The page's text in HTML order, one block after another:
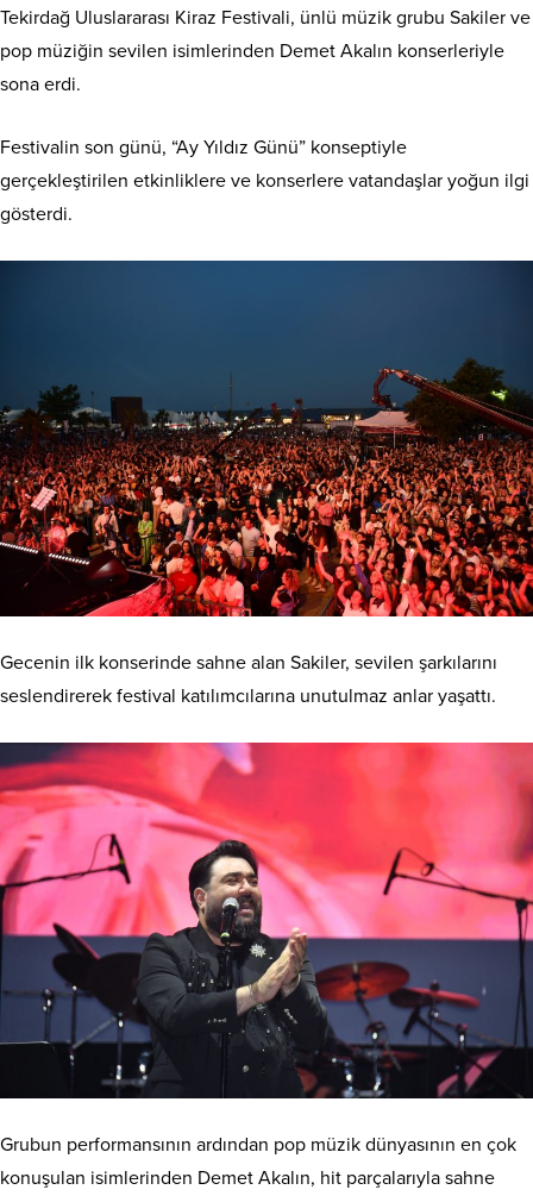
Tekirdağ Uluslararası Kiraz Festivali, ünlü müzik grubu Sakiler ve
pop müziğin sevilen isimlerinden Demet Akalın konserleriyle
sona erdi.
Festivalin son günü, “Ay Yıldız Günü” konseptiyle
gerçekleştirilen etkinliklere ve konserlere vatandaşlar yoğun ilgi
gösterdi.
Gecenin ilk konserinde sahne alan Sakiler, sevilen şarkılarını
seslendirerek festival katılımcılarına unutulmaz anlar yaşattı.
Grubun performansının ardından pop müzik dünyasının en çok
konuşulan isimlerinden Demet Akalın, hit parçalarıyla sahne